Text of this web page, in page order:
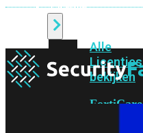
Licentie
Alle
Licenties
bekijken
FortiCare